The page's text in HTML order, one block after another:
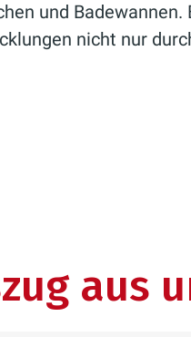
und
nicht nur
aus